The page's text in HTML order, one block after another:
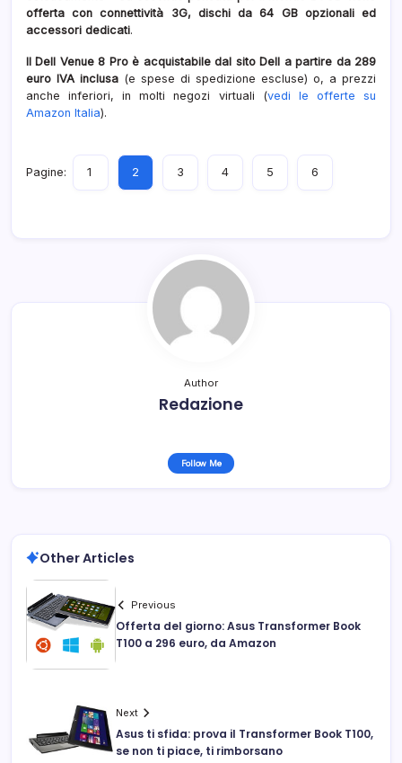
offerta con connettività 3G, dischi da 64 GB opzionali ed
accessori dedicati.
Il Dell Venue 8 Pro è acquistabile dal sito Dell a partire da 289
euro IVA inclusa (e spese di spedizione escluse) o, a prezzi
anche inferiori, in molti negozi virtuali (vedi le offerte su
Amazon Italia).
Pagine: 1 2 3 4 5 6
Author
Redazione
Follow Me
Other Articles
Previous
Offerta del giorno: Asus Transformer Book
T100 a 296 euro, da Amazon
Next
Asus ti sfida: prova il Transformer Book T100,
se non ti piace, ti rimborsano